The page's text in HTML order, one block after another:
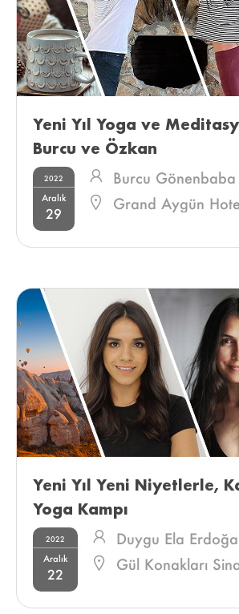
Yeni Yıl Yoga ve
Burcu ve Özkan
2022
Aralık
29
Burcu
Özkan Dokuz
Grand Aygün Hotel
Yeni Yıl Yeni Niyetlerle,
Yoga Kampı
2022
Aralık
22
Duygu Ela
Göktepe
Gül Konakları